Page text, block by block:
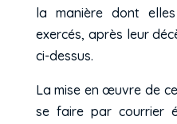
la manière dont
exercés, après leur
ci-dessus.
La mise en œuvre de
se faire par courrier